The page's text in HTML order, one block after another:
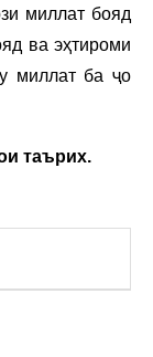
миллат бояд
ва эҳтироми
миллат ба ҷо
таърих.